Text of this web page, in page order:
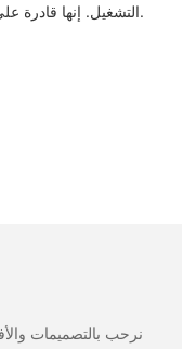
التشغيل. إنها قادرة على تحمل درجات الحرارة العالية والباردة للغاية.
نرحب بالتصميمات